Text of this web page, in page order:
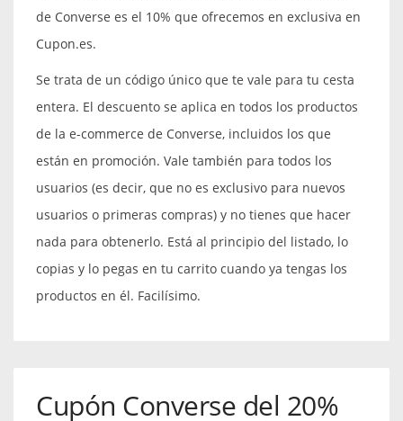
de Converse es el 10% que ofrecemos en exclusiva en
Cupon.es.
Se trata de un código único que te vale para tu cesta
entera. El descuento se aplica en todos los productos
de la e-commerce de Converse, incluidos los que
están en promoción. Vale también para todos los
usuarios (es decir, que no es exclusivo para nuevos
usuarios o primeras compras) y no tienes que hacer
nada para obtenerlo. Está al principio del listado, lo
copias y lo pegas en tu carrito cuando ya tengas los
productos en él. Facilísimo.
Cupón Converse del 20%